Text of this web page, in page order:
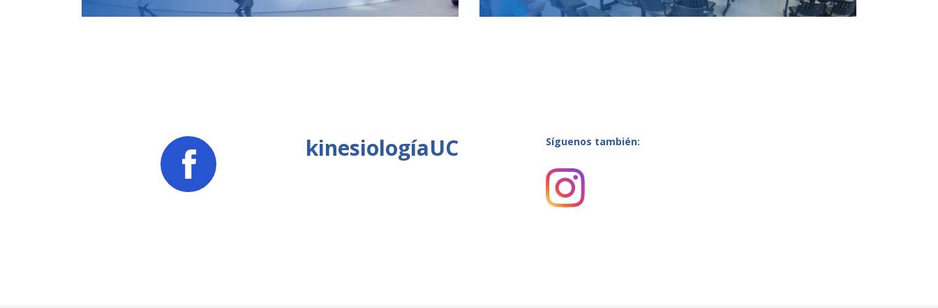
kinesiologíaUC Síguenos también: